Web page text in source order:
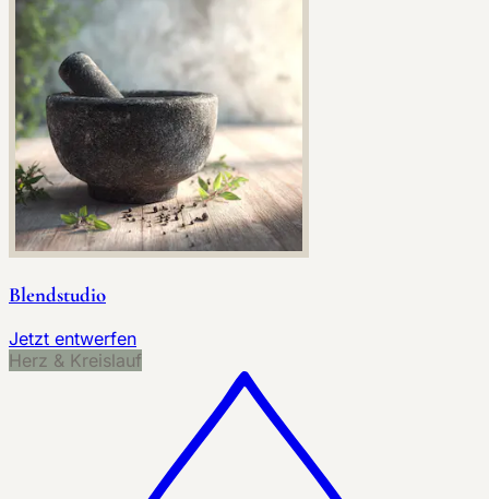
Blendstudio
Jetzt entwerfen
Herz & Kreislauf